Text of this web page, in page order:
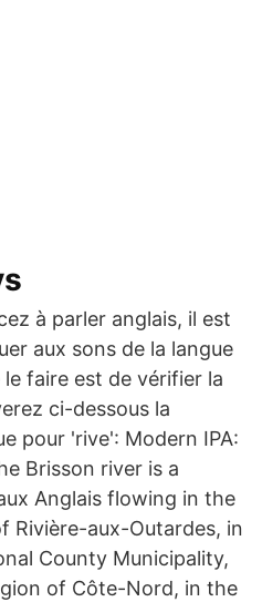
à parler anglais, il est
aux sons de la langue
faire est de vérifier la
ci-dessous la
pour 'rive': Modern IPA:
Brisson river is a
Anglais flowing in the
Rivière-aux-Outardes, in
County Municipality,
of Côte-Nord, in the